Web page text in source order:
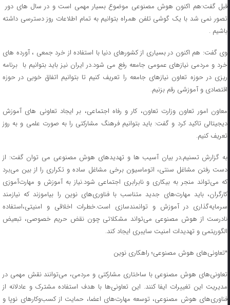
قبل گفت:هم اکنون هوش مصنوعی موضوع بسیار مهمی است و در سال های دور
تصور نمی‌ شد با یک گوشی تلفن همراه بتوانیم به تمام اطلاعات روز دسترسی داشته
باشیم .
وی گفت: هم اکنون در بسیاری از کشورهای دنیا با استفاده از خرد جمعی ، آورده های
خرد و مردمی نیازهای عمومی جامعه رفع می شود.در ایران نیز باید بتوانیم با برنامه
ریزی در حوزه تعاون نیازهای جامعه را تعریف کنیم تا بتوانیم اتفاق خوبی در حوزه
اقتصادی و آموزشی رقم بزنیم.
معاون امور تعاون وزارت تعاون، کار و رفاه اجتماعی، بر ایجاد تعاونی های آموزش
دیجیتالی تاکید کرد و گفت: باید بتوانیم فرهنگ مشارکتی را به صورت علمی و به روز
تعریف کنیم.
به گزارش تسنیم,‌در بیان آسیب ها و تهدید‌های هوش مصنوعی می توان گفت: از
دست رفتن مشاغل سنتی، اتوماسیون برخی مشاغل ساده و تکراری را از بین می‌برد
که می‌تواند منجر به بیکاری و نابرابری اجتماعی شود.نیاز به آموزش و مهارت‌آموزی
کارگران، باید مهارت‌های جدید متناسب با فناوری‌های نوین را بیاموزند که نیازمند
سرمایه‌گذاری در آموزش و توانمندسازی است.خطرات اخلاقی و امنیتی،استفاده
نادرست از هوش مصنوعی می‌تواند مشکلاتی چون نقض حریم خصوصی، تبعیض
الگوریتمی و تهدیدات امنیت سایبری ایجاد کند.
*تعاونی‌های هوش مصنوعی؛ راهکاری نوین
تعاونی‌های هوش مصنوعی با ساختاری مشارکتی و مردمی، می‌توانند نقش مهمی در
مدیریت این تغییرات ایفا کنند. این تعاونی‌ها با هدف استفاده مشترک و عادلانه از
فناوری‌های هوش مصنوعی، توسعه مهارت‌های اعضا، حمایت از کسب‌وکارهای نوپا و